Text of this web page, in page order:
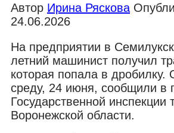
Автор Ирина Ряскова
24.06.2026
На предприятии в
летний машинист получил
которая попала в дробилку.
среду, 24 июня, сообщили в
Государственной инспекции
Воронежской области.